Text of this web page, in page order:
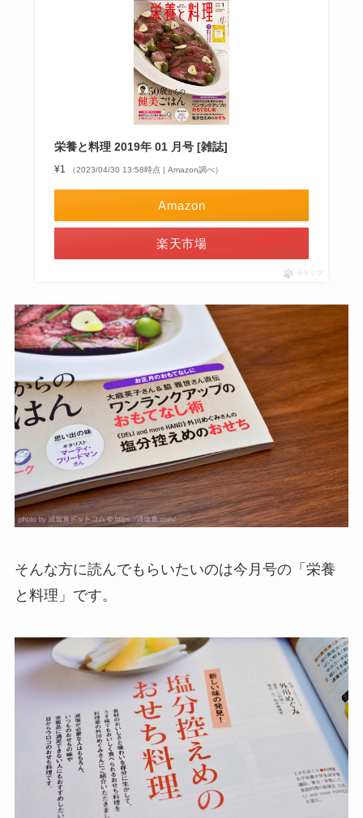
栄養と料理 2019年 01 月号 [雑誌]
¥1 （2023/04/30 13:58時点 | Amazon調べ）
Amazon
楽天市場
ポチップ
そんな方に読んでもらいたいのは今月号の「栄養
と料理」です。